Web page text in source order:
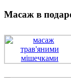
Масаж в